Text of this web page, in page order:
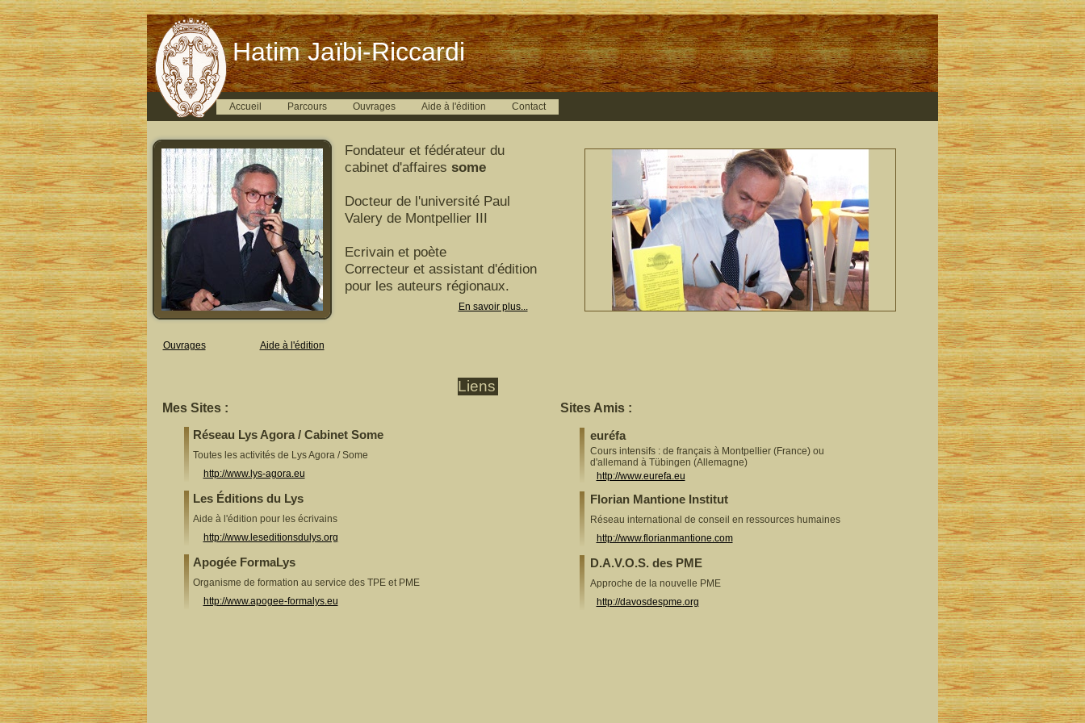
Hatim Jaïbi-Riccardi
Accueil Parcours Ouvrages Aide à l'édition Contact
Fondateur et fédérateur du
cabinet d'affaires some
Docteur de l'université Paul
Valery de Montpellier III
Ecrivain et poète
Correcteur et assistant d'édition
pour les auteurs régionaux.
En savoir plus...
Ouvrages Aide à l'édition
Liens
Mes Sites : Sites Amis :
Réseau Lys Agora / Cabinet Some
Toutes les activités de Lys Agora / Some
http://www.lys-agora.eu
Les Éditions du Lys
Aide à l'édition pour les écrivains
http://www.leseditionsdulys.org
Apogée FormaLys
Organisme de formation au service des TPE et PME
http://www.apogee-formalys.eu
euréfa
Cours intensifs : de français à Montpellier (France) ou
d'allemand à Tübingen (Allemagne)
http://www.eurefa.eu
Florian Mantione Institut
Réseau international de conseil en ressources humaines
http://www.florianmantione.com
D.A.V.O.S. des PME
Approche de la nouvelle PME
http://davosdespme.org